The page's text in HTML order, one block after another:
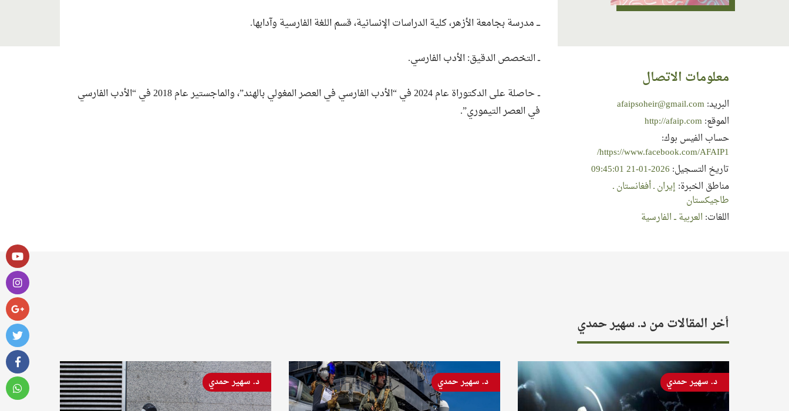
معلومات الاتصال
البريد:afaipsoheir@gmail.com
الموقع:http://afaip.com
حساب الفيس بوك:
https://www.facebook.com/AFAIP1/
تاريخ التسجيل: 2026-01-21 09:45:01
مناطق الخبرة: إيران ـ أفغانستان ـ
طاجيكستان
اللغات: العربية ــ الفارسية
ـــ مدرسة بجامعة الأزهر، كلية الدراسات الإنسانية، قسم اللغة الفارسية وآدابها.
ــ التخصص الدقيق: الأدب الفارسي.
ــ حاصلة على الدكتوراة عام 2024 في “الأدب الفارسي في العصر المغولي بالهند”، والماجستير عام 2018 في “الأدب الفارسي
في العصر التيموري”.
أخر المقالات من د. سهير حمدي
د. سهير حمدي د. سهير حمدي د. سهير حمدي